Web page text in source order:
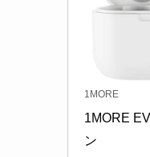
1MORE
1MORE
ン